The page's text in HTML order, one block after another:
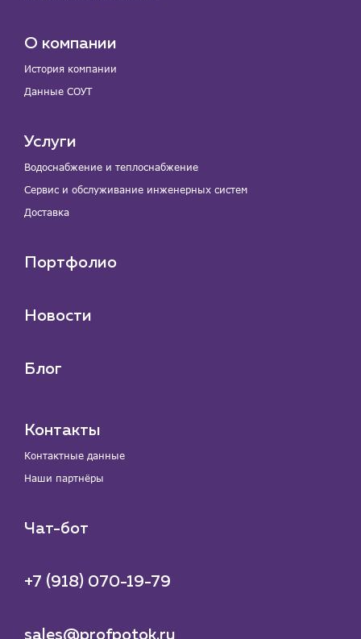
О компании
История компании
Данные СОУТ
Услуги
Водоснабжение и теплоснабжение
Сервис и обслуживание инженерных систем
Доставка
Портфолио
Новости
Блог
Контакты
Контактные данные
Наши партнёры
Чат-бот
+7 (918) 070-19-79
sales@profpotok.ru